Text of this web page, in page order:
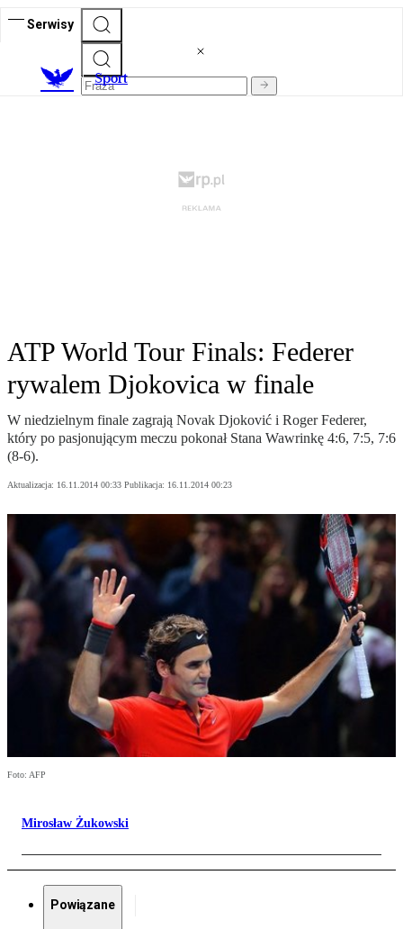
Serwisy
Sport
ATP World Tour Finals: Federer
rywalem Djokovica w finale
W niedzielnym finale zagrają Novak Djoković i Roger Federer,
który po pasjonującym meczu pokonał Stana Wawrinkę 4:6, 7:5, 7:6
(8-6).
Aktualizacja: 16.11.2014 00:33 Publikacja: 16.11.2014 00:23
Foto: AFP
Mirosław Żukowski
Powiązane